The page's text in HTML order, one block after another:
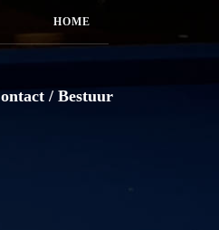
HOME
/ Bestuur